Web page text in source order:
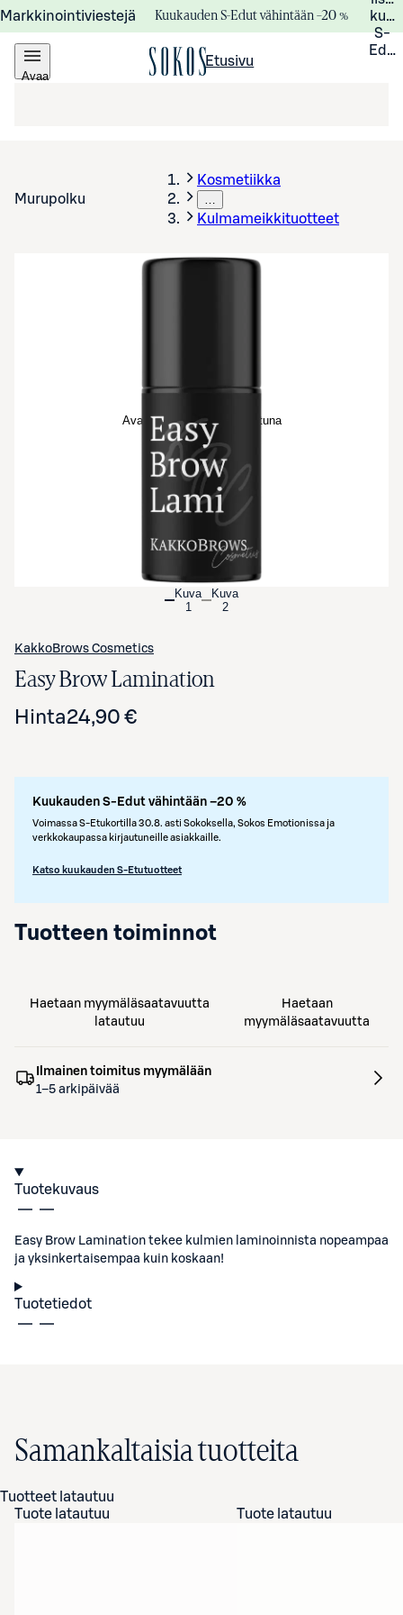
Markkinointiviestejä Kuukauden S-Edut vähintään –20 %
S-
Avaa
Etusivu
Murupolku
Kosmetiikka
…
Kulmameikkituotteet
Avaa tuotekuva suurennettuna
Kuva
1
Kuva
2
KakkoBrows Cosmetics
Easy Brow Lamination
Hinta24,90 €
Kuukauden S-Edut vähintään –20 %
Voimassa S-Etukortilla 30.8. asti Sokoksella, Sokos Emotionissa ja
verkkokaupassa kirjautuneille asiakkaille.
Katso kuukauden S-Etutuotteet
Tuotteen toiminnot
Haetaan myymäläsaatavuutta
latautuu
Haetaan
myymäläsaatavuutta
Ilmainen toimitus myymälään
1–5 arkipäivää
Tuotekuvaus
Easy Brow Lamination tekee kulmien laminoinnista nopeampaa
ja yksinkertaisempaa kuin koskaan!
Tuotetiedot
Samankaltaisia tuotteita
Tuotteet latautuu
Tuote latautuu
Tuote latautuu